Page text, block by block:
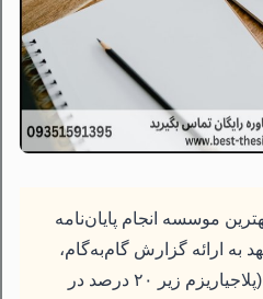
موسسه انجام پایان‌نامه
ارائه گزارش گام‌به‌گام،
تضمین عدم کپی‌برداری (پلاجیاریزم زیر ۲۰ درصد در